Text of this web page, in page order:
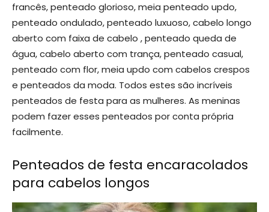
francês, penteado glorioso, meia penteado updo,
penteado ondulado, penteado luxuoso, cabelo longo
aberto com faixa de cabelo , penteado queda de
água, cabelo aberto com trança, penteado casual,
penteado com flor, meia updo com cabelos crespos
e penteados da moda. Todos estes são incríveis
penteados de festa para as mulheres. As meninas
podem fazer esses penteados por conta própria
facilmente.
Penteados de festa encaracolados
para cabelos longos